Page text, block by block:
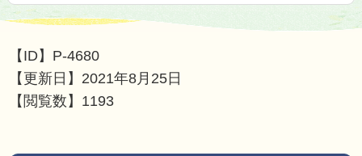
【ID】 P-4680
【更新日】 2021年8月25日
【閲覧数】 1193